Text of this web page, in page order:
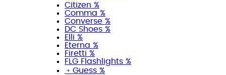
Citizen %
Comma %
Converse %
DC Shoes %
Elli %
Eterna %
Firetti %
FLG Flashlights %
﹢ Guess %